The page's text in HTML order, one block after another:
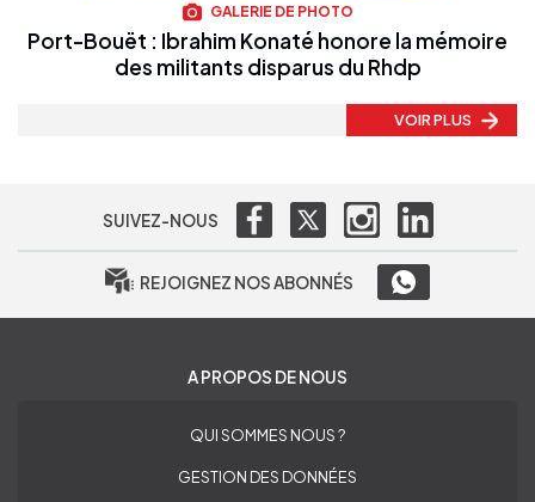
GALERIE DE PHOTO
Port-Bouët : Ibrahim Konaté honore la mémoire
des militants disparus du Rhdp
VOIR PLUS
SUIVEZ-NOUS
REJOIGNEZ NOS ABONNÉS
A PROPOS DE NOUS
QUI SOMMES NOUS ?
GESTION DES DONNÉES